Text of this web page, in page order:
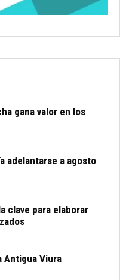
gana valor en los
adelantarse a agosto
clave para elaborar
Antigua Viura